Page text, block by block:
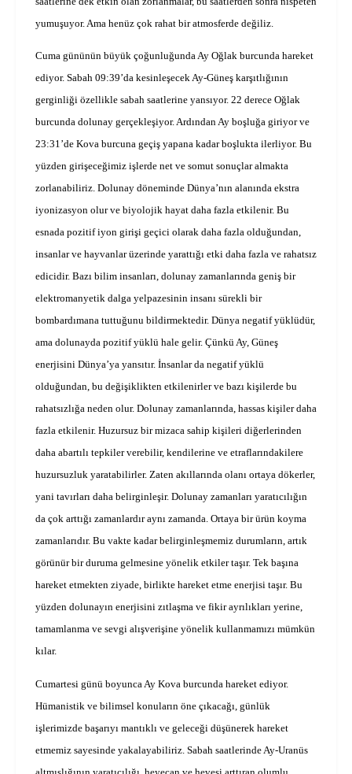
yumuşuyor. Ama henüz çok rahat bir atmosferde değiliz.
Cuma gününün büyük çoğunluğunda Ay Oğlak burcunda hareket
ediyor. Sabah 09:39’da kesinleşecek Ay-Güneş karşıtlığının
gerginliği özellikle sabah saatlerine yansıyor. 22 derece Oğlak
burcunda dolunay gerçekleşiyor. Ardından Ay boşluğa giriyor ve
23:31’de Kova burcuna geçiş yapana kadar boşlukta ilerliyor. Bu
yüzden girişeceğimiz işlerde net ve somut sonuçlar almakta
zorlanabiliriz. Dolunay döneminde Dünya’nın alanında ekstra
iyonizasyon olur ve biyolojik hayat daha fazla etkilenir. Bu
esnada pozitif iyon girişi geçici olarak daha fazla olduğundan,
insanlar ve hayvanlar üzerinde yarattığı etki daha fazla ve rahatsız
edicidir. Bazı bilim insanları, dolunay zamanlarında geniş bir
elektromanyetik dalga yelpazesinin insanı sürekli bir
bombardımana tuttuğunu bildirmektedir. Dünya negatif yüklüdür,
ama dolunayda pozitif yüklü hale gelir. Çünkü Ay, Güneş
enerjisini Dünya’ya yansıtır. İnsanlar da negatif yüklü
olduğundan, bu değişiklikten etkilenirler ve bazı kişilerde bu
rahatsızlığa neden olur. Dolunay zamanlarında, hassas kişiler daha
fazla etkilenir. Huzursuz bir mizaca sahip kişileri diğerlerinden
daha abartılı tepkiler verebilir, kendilerine ve etraflarındakilere
huzursuzluk yaratabilirler. Zaten akıllarında olanı ortaya dökerler,
yani tavırları daha belirginleşir. Dolunay zamanları yaratıcılığın
da çok arttığı zamanlardır aynı zamanda. Ortaya bir ürün koyma
zamanlarıdır. Bu vakte kadar belirginleşmemiz durumların, artık
görünür bir duruma gelmesine yönelik etkiler taşır. Tek başına
hareket etmekten ziyade, birlikte hareket etme enerjisi taşır. Bu
yüzden dolunayın enerjisini zıtlaşma ve fikir ayrılıkları yerine,
tamamlanma ve sevgi alışverişine yönelik kullanmamızı mümkün
kılar.
Cumartesi günü boyunca Ay Kova burcunda hareket ediyor.
Hümanistik ve bilimsel konuların öne çıkacağı, günlük
işlerimizde başarıyı mantıklı ve geleceği düşünerek hareket
etmemiz sayesinde yakalayabiliriz. Sabah saatlerinde Ay-Uranüs